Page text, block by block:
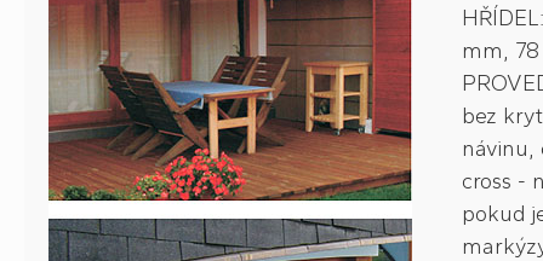
mm,
bez
návinu,
cross -
pokud